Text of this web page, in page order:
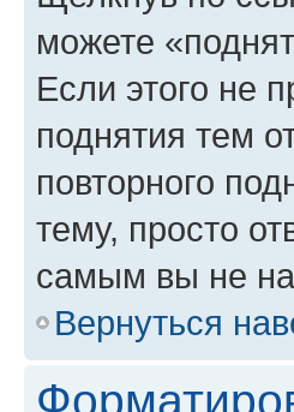
можете
Если этого не
поднятия тем
повторного
тему, просто
самым вы не
Вернуться